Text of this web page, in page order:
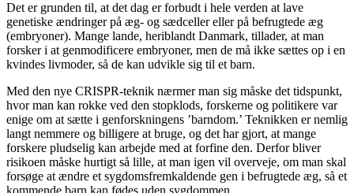
Det er grunden til, at det dag er forbudt i hele verden at lave
genetiske ændringer på æg- og sædceller eller på befrugtede æg
(embryoner). Mange lande, heriblandt Danmark, tillader, at man
forsker i at genmodificere embryoner, men de må ikke sættes op i en
kvindes livmoder, så de kan udvikle sig til et barn.
Med den nye CRISPR-teknik nærmer man sig måske det tidspunkt,
hvor man kan rokke ved den stopklods, forskerne og politikere var
enige om at sætte i genforskningens ’barndom.’ Teknikken er nemlig
langt nemmere og billigere at bruge, og det har gjort, at mange
forskere pludselig kan arbejde med at forfine den. Derfor bliver
risikoen måske hurtigt så lille, at man igen vil overveje, om man skal
forsøge at ændre et sygdomsfremkaldende gen i befrugtede æg, så et
kommende barn kan fødes uden sygdommen.